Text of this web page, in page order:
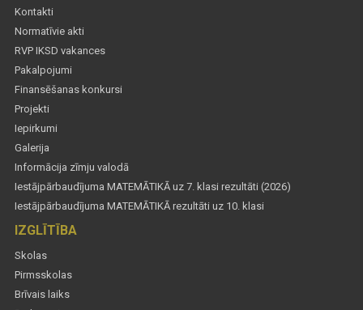
Kontakti
Normatīvie akti
RVP IKSD vakances
Pakalpojumi
Finansēšanas konkursi
Projekti
Iepirkumi
Galerija
Informācija zīmju valodā
Iestājpārbaudījuma MATEMĀTIKĀ uz 7. klasi rezultāti (2026)
Iestājpārbaudījuma MATEMĀTIKĀ rezultāti uz 10. klasi
IZGLĪTĪBA
Skolas
Pirmsskolas
Brīvais laiks